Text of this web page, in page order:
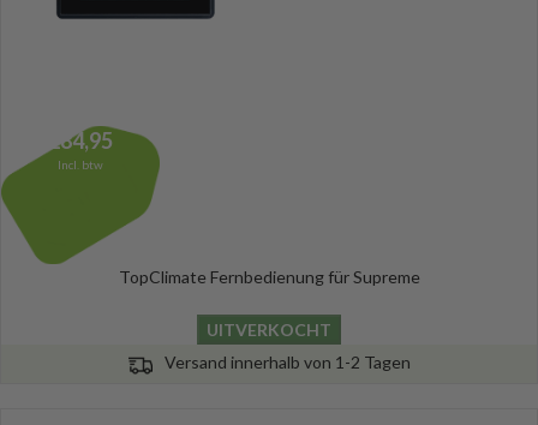
284,95
Incl. btw
TopClimate Fernbedienung für Supreme
UITVERKOCHT
Versand innerhalb von 1-2 Tagen